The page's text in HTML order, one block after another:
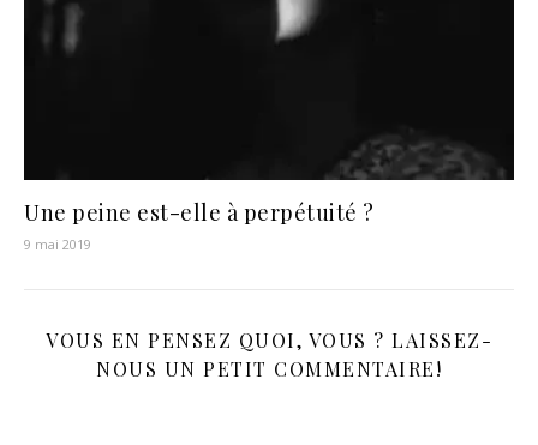
Une peine est-elle à perpétuité ?
9 mai 2019
VOUS EN PENSEZ QUOI, VOUS ? LAISSEZ-
NOUS UN PETIT COMMENTAIRE!